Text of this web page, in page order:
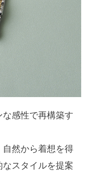
感性で再構築す
自然から着想を得
スタイルを提案